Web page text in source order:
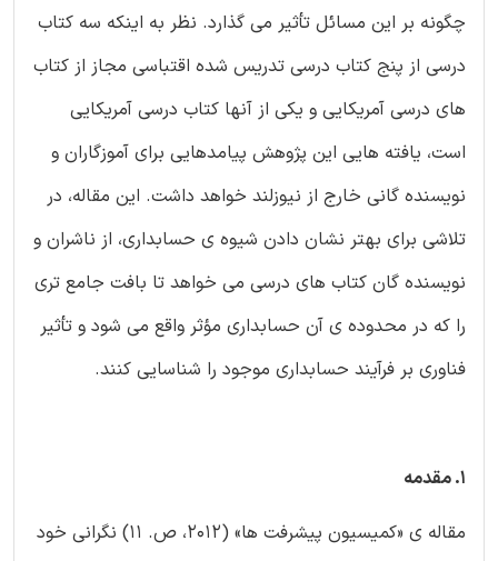
چگونه بر این مسائل تأثیر می گذارد. نظر به اینکه سه کتاب
درسی از پنج کتاب درسی تدریس شده اقتباسی مجاز از کتاب
های درسی آمریکایی و یکی از آنها کتاب درسی آمریکایی
است، یافته هایی این پژوهش پیامدهایی برای آموزگاران و
نویسنده گانی خارج از نیوزلند خواهد داشت. این مقاله، در
تلاشی برای بهتر نشان دادن شیوه ی حسابداری، از ناشران و
نویسنده گان کتاب های درسی می خواهد تا بافت جامع تری
را که در محدوده ی آن حسابداری مؤثر واقع می شود و تأثیر
فناوری بر فرآیند حسابداری موجود را شناسایی کنند.
1. مقدمه
مقاله ی «کمیسیون پیشرفت ها» (2012، ص. 11) نگرانی خود